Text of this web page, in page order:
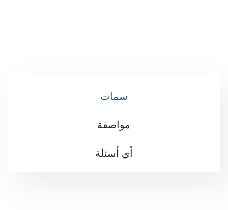
سمات
مواصفة
أي أسئلة